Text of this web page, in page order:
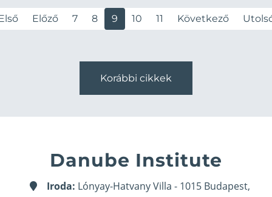
Előző 7 8 9 10 11 Következő
Korábbi cikkek
Danube Institute
Iroda: Lónyay-Hatvany Villa - 1015 Budapest,